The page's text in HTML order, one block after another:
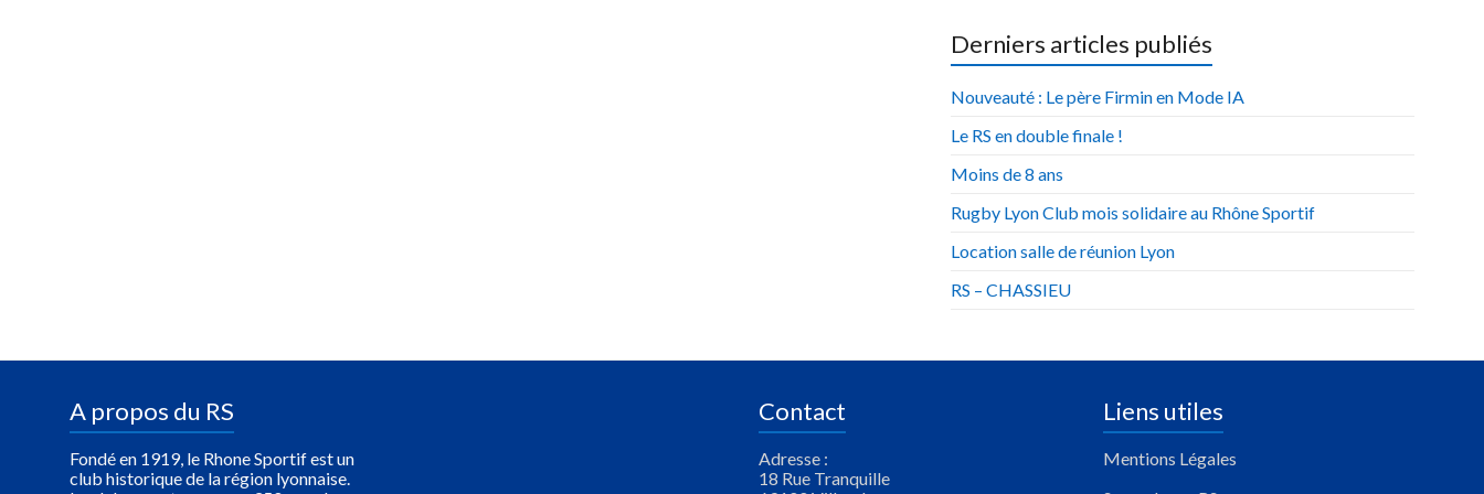
Derniers articles publiés
Nouveauté : Le père Firmin en Mode IA
Le RS en double finale !
Moins de 8 ans
Rugby Lyon Club mois solidaire au Rhône Sportif
Location salle de réunion Lyon
RS – CHASSIEU
A propos du RS
Fondé en 1919, le Rhone Sportif est un
club historique de la région lyonnaise.
Contact
Adresse :
18 Rue Tranquille
Liens utiles
Mentions Légales